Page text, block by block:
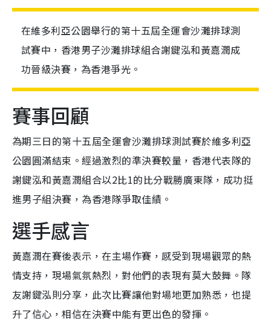
在維多利亞公園舉行的第十五屆全運會沙灘排球測
試賽中，香港男子沙灘排球組合謝鍵泓和黃嘉潤成
功晉級決賽，為香港爭光。
賽事回顧
為期三日的第十五屆全運會沙灘排球測試賽於維多利亞
公園圓滿結束。經過激烈的準決賽較量，香港代表隊的
謝鍵泓和黃嘉潤組合以2比1的比分戰勝廣東隊，成功挺
進男子組決賽，為香港隊爭取佳績。
選手感言
黃嘉潤在賽後表示，在主場作賽，感受到現場觀眾的熱
情支持，現場氣氛熱烈，對他們的表現有莫大鼓舞。隊
友謝鍵泓則分享，此次比賽讓他對場地更加熟悉，也提
升了信心，相信在決賽中能有更出色的發揮。